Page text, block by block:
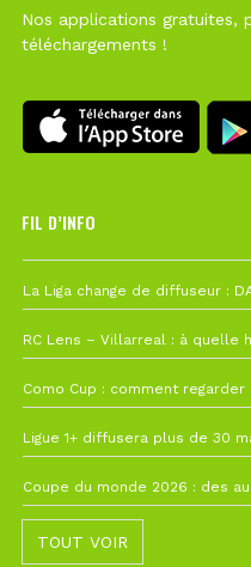
Nos applications gratuites,
téléchargements !
FIL D’INFO
TOUT VOIR